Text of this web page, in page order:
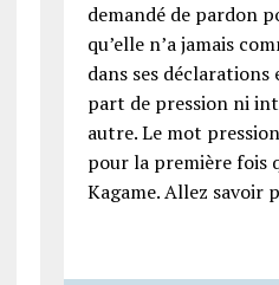
demandé de pardon
qu’elle n’a jamais
dans ses
part de pression ni
autre. Le mot
pour la première fois
Kagame. Allez savoir